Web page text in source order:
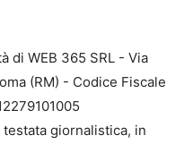
di WEB 365 SRL - Via
(RM) - Codice Fiscale
giornalistica, in